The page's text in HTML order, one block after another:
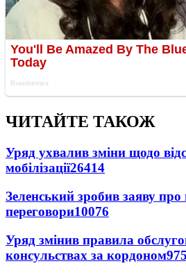
ЧИТАЙТЕ ТАКОЖ
Уряд ухвалив зміни щодо
мобілізації26414
Зеленський зробив заяву про
переговори10076
Уряд змінив правила
консульствах за кордоном